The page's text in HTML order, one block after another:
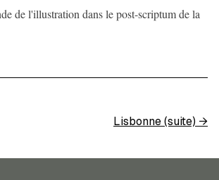
de l'illustration dans le post-scriptum de la
Lisbonne (suite) →